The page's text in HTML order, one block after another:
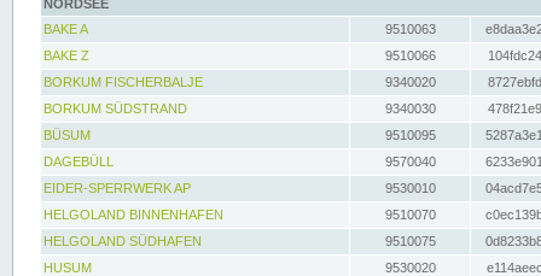
NORDSEE
BAKE A
9510063
BAKE Z
9510066
BORKUM FISCHERBALJE
9340020
BORKUM SÜDSTRAND
9340030
BÜSUM
9510095
DAGEBÜLL
9570040
EIDER-SPERRWERK AP
9530010
HELGOLAND BINNENHAFEN
9510070
HELGOLAND SÜDHAFEN
9510075
HUSUM
9530020